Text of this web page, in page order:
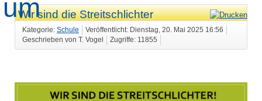
Wir sind die Streitschlichter
Kategorie: Schule
Veröffentlicht: Dienstag, 20. Mai 2025 16:56
Geschrieben von T. Vogel
Zugriffe: 11855